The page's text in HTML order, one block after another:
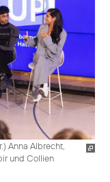
Anna Albrecht,
und Collien